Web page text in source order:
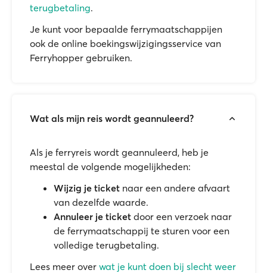
terugbetaling.
Je kunt voor bepaalde ferrymaatschappijen
ook de online boekingswijzigingsservice van
Ferryhopper gebruiken.
Wat als mijn reis wordt geannuleerd?
Als je ferryreis wordt geannuleerd, heb je
meestal de volgende mogelijkheden:
Wijzig je ticket naar een andere afvaart
van dezelfde waarde.
Annuleer je ticket door een verzoek naar
de ferrymaatschappij te sturen voor een
volledige terugbetaling.
Lees meer over wat je kunt doen bij slecht weer